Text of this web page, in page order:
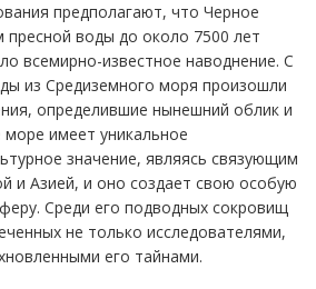
предполагают, что Черное
воды до около 7500 лет
всемирно-известное наводнение. С
из Средиземного моря произошли
определившие нынешний облик и
имеет уникальное
значение, являясь связующим
и Азией, и оно создает свою особую
Среди его подводных сокровищ
не только исследователями,
его тайнами.